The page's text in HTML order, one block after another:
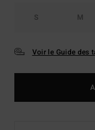
S M
Voir le Guide des